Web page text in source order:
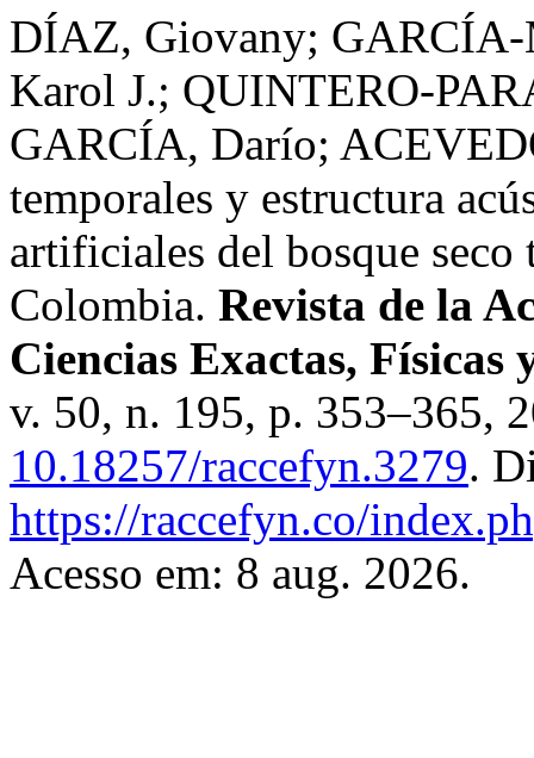
DÍAZ, Giovany;
Karol J.; QUINTERO-
GARCÍA, Darío;
temporales y estructura
artificiales del bosque
Colombia. Revista de la
Ciencias Exactas, Físicas
v. 50, n. 195, p. 353–365,
10.18257/raccefyn.3279.
https://raccefyn.co/
Acesso em: 8 aug. 2026.